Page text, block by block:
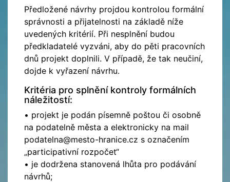
Předložené návrhy projdou kontrolou formální
správnosti a přijatelnosti na základě níže
uvedených kritérií. Při nesplnění budou
předkladatelé vyzváni, aby do pěti pracovních
dnů projekt doplnili. V případě, že tak neučiní,
dojde k vyřazení návrhu.
Kritéria pro splnění kontroly formálních
náležitostí:
• projekt je podán písemně poštou či osobně
na podatelně města a elektronicky na mail
podatelna@mesto-hranice.cz s označením
„participativní rozpočet“
• je dodržena stanovená lhůta pro podávání
návrhů;